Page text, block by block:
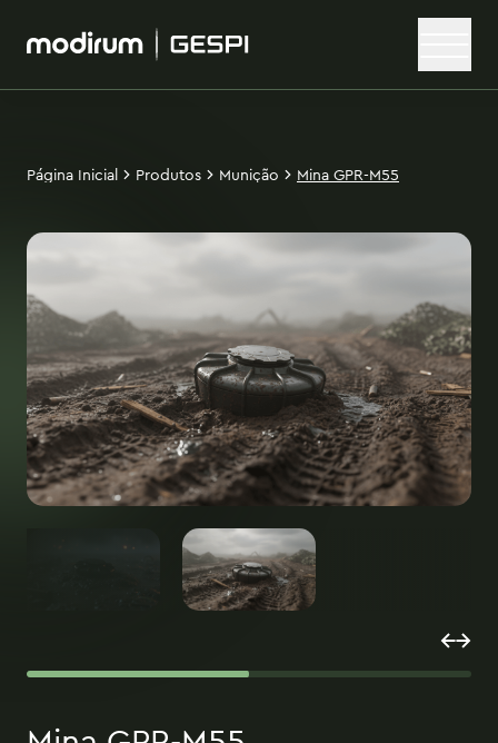
Página Inicial Produtos Munição Mina GPR-M55